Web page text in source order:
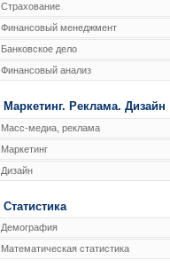
Страхование
Финансовый менеджмент
Банковское дело
Финансовый анализ
Маркетинг. Реклама. Дизайн
Масс-медиа, реклама
Маркетинг
Дизайн
Статистика
Демография
Математическая статистика